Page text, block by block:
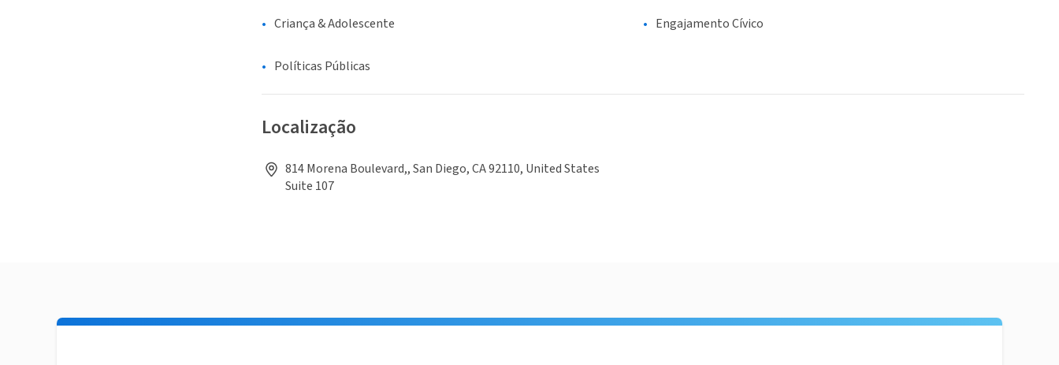
Criança & Adolescente Engajamento Cívico
Políticas Públicas
Localização
814 Morena Boulevard,, San Diego, CA 92110, United States
Suite 107